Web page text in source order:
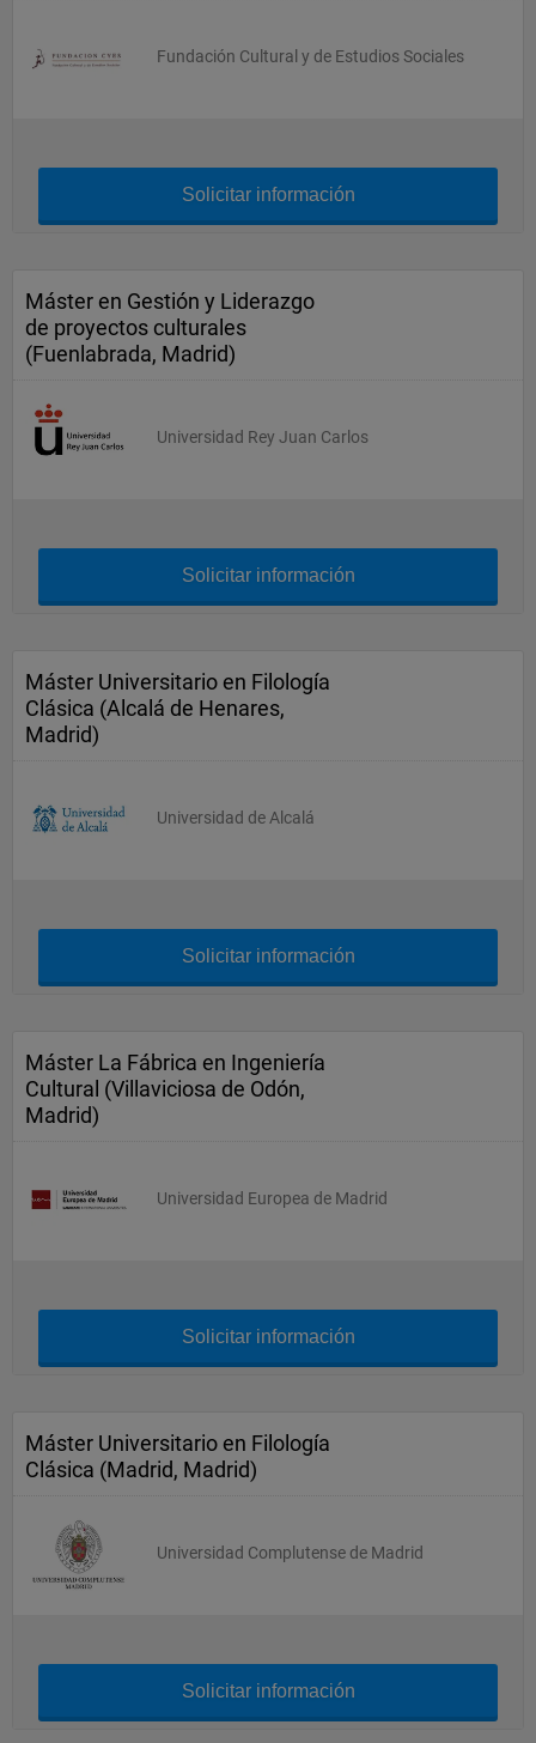
Fundación Cultural y de Estudios Sociales
Solicitar información
Máster en Gestión y Liderazgo
de proyectos culturales
(Fuenlabrada, Madrid)
Universidad Rey Juan Carlos
Solicitar información
Máster Universitario en Filología
Clásica (Alcalá de Henares,
Madrid)
Universidad de Alcalá
Solicitar información
Máster La Fábrica en Ingeniería
Cultural (Villaviciosa de Odón,
Madrid)
Universidad Europea de Madrid
Solicitar información
Máster Universitario en Filología
Clásica (Madrid, Madrid)
Universidad Complutense de Madrid
Solicitar información